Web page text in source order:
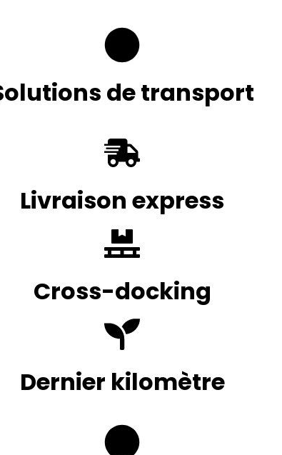
de transport
Livraison express
Cross-docking
Dernier kilomètre